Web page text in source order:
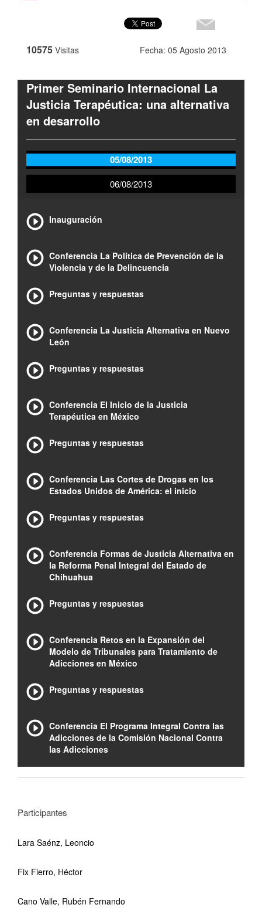
10575 Visitas Fecha: 05 Agosto 2013
Primer Seminario Internacional La
Justicia Terapéutica: una alternativa
en desarrollo
05/08/2013
06/08/2013
Inauguración
Conferencia La Política de Prevención de la
Violencia y de la Delincuencia
Preguntas y respuestas
Conferencia La Justicia Alternativa en Nuevo
León
Preguntas y respuestas
Conferencia El Inicio de la Justicia
Terapéutica en México
Preguntas y respuestas
Conferencia Las Cortes de Drogas en los
Estados Unidos de América: el inicio
Preguntas y respuestas
Conferencia Formas de Justicia Alternativa en
la Reforma Penal Integral del Estado de
Chihuahua
Preguntas y respuestas
Conferencia Retos en la Expansión del
Modelo de Tribunales para Tratamiento de
Adicciones en México
Preguntas y respuestas
Conferencia El Programa Integral Contra las
Adicciones de la Comisión Nacional Contra
las Adicciones
Participantes
Lara Saénz, Leoncio
Fix Fierro, Héctor
Cano Valle, Rubén Fernando